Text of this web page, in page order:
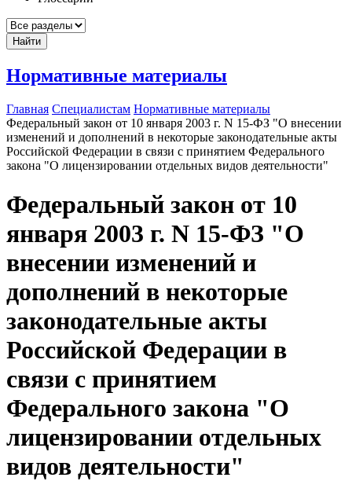
Найти
Нормативные материалы
Главная Специалистам Нормативные материалы
Федеральный закон от 10 января 2003 г. N 15-ФЗ "О внесении
изменений и дополнений в некоторые законодательные акты
Российской Федерации в связи с принятием Федерального
закона "О лицензировании отдельных видов деятельности"
Федеральный закон от 10
января 2003 г. N 15-ФЗ "О
внесении изменений и
дополнений в некоторые
законодательные акты
Российской Федерации в
связи с принятием
Федерального закона "О
лицензировании отдельных
видов деятельности"